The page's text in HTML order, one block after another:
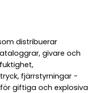
distribuerar
givare och
fjärrstyrningar -
för giftiga och explosiva